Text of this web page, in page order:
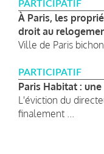
PARTICIPATIF
À Paris, les
droit au
Ville de Paris
PARTICIPATIF
Paris Habitat :
L'éviction du
finalement ...